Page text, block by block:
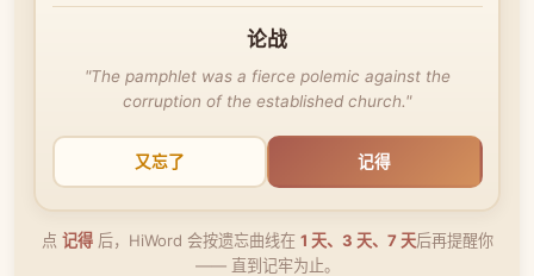
论战
"The pamphlet was a fierce polemic against the
corruption of the established church."
又忘了 记得
点 记得后，HiWord 会按遗忘曲线在 1 天、3 天、7 天后再提醒你
—— 直到记牢为止。